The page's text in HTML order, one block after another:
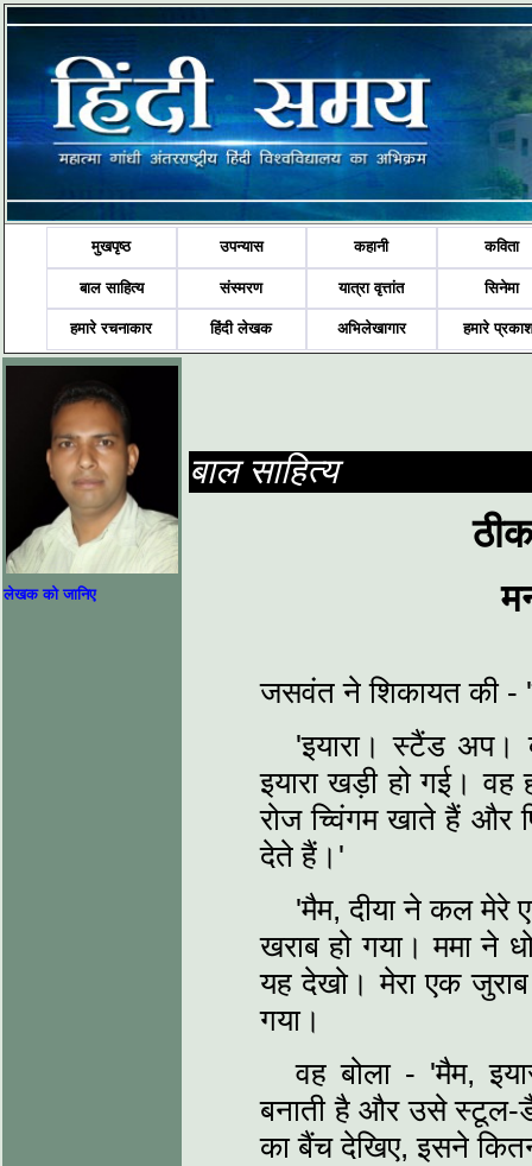
मुखपृष्ठ उपन्यास कहानी कविता
बाल साहित्य संस्मरण यात्रा वृत्तांत सिनेमा
हमारे रचनाकार हिंदी लेखक अभिलेखागार हमारे
लेखक को जानिए
बाल साहित्य
जसवंत ने शिकायत की -
'इयारा। स्टैंड अप।
इयारा खड़ी हो गई। वह
रोज च्विंगम खाते हैं और
देते हैं।'
'मैम, दीया ने कल मेरे
खराब हो गया। ममा ने
यह देखो। मेरा एक
गया।
वह बोला - 'मैम,
बनाती है और उसे स्टूल-
का बैंच देखिए, इसने